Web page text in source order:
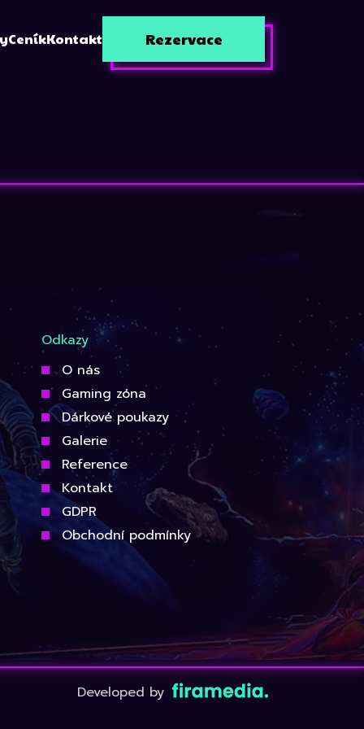
CeníkKontakt Rezervace
Odkazy
O nás
Gaming zóna
Dárkové poukazy
Galerie
Reference
Kontakt
GDPR
Obchodní podmínky
Developed by